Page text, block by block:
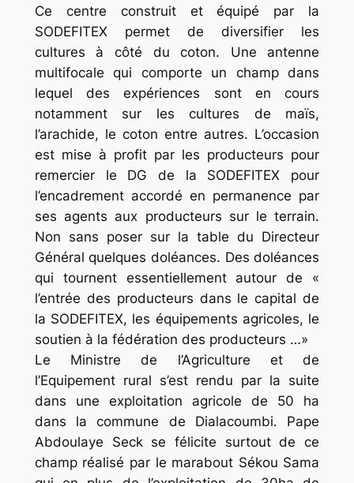
Ce centre construit et équipé par la
SODEFITEX permet de diversifier les
cultures à côté du coton. Une antenne
multifocale qui comporte un champ dans
lequel des expériences sont en cours
notamment sur les cultures de maïs,
l’arachide, le coton entre autres. L’occasion
est mise à profit par les producteurs pour
remercier le DG de la SODEFITEX pour
l’encadrement accordé en permanence par
ses agents aux producteurs sur le terrain.
Non sans poser sur la table du Directeur
Général quelques doléances. Des doléances
qui tournent essentiellement autour de «
l’entrée des producteurs dans le capital de
la SODEFITEX, les équipements agricoles, le
soutien à la fédération des producteurs …»
Le Ministre de l’Agriculture et de
l’Equipement rural s’est rendu par la suite
dans une exploitation agricole de 50 ha
dans la commune de Dialacoumbi. Pape
Abdoulaye Seck se félicite surtout de ce
champ réalisé par le marabout Sékou Sama